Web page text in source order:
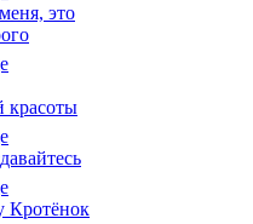
это
красоты
Кротёнок